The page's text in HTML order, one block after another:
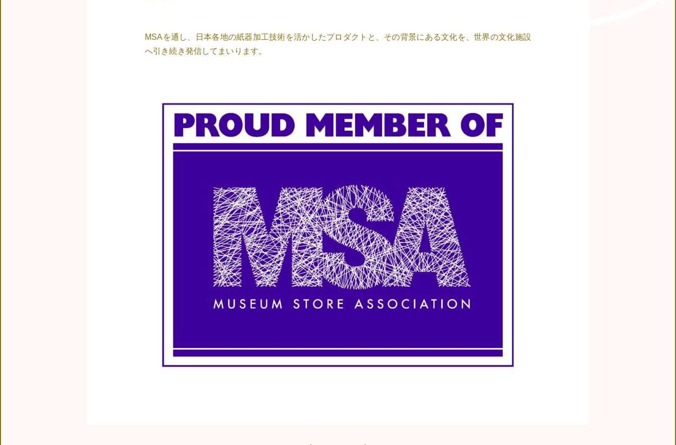
SPECIAL ORDER
DOWNLOAD
商品を購入する
TSストア で購入する
公式通販ストア
キナリノ で購入する
Amazon
MSAを通し、日本各地の紙器加工技術を活かしたプロダクトと、その背景にある文化を、世界の文化施設
へ引き続き発信してまいります。